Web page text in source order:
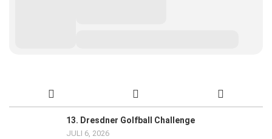
13. Dresdner Golfball Challenge
JULI 6, 2026